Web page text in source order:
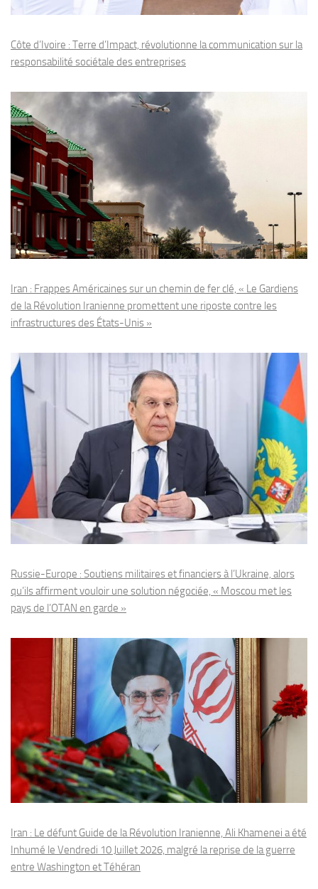
Côte d’Ivoire : Terre d’Impact, révolutionne la communication sur la
responsabilité sociétale des entreprises
Iran : Frappes Américaines sur un chemin de fer clé, « Le Gardiens
de la Révolution Iranienne promettent une riposte contre les
infrastructures des États-Unis »
Russie-Europe : Soutiens militaires et financiers à l’Ukraine, alors
qu’ils affirment vouloir une solution négociée, « Moscou met les
pays de l’OTAN en garde »
Iran : Le défunt Guide de la Révolution Iranienne, Ali Khamenei a été
Inhumé le Vendredi 10 Juillet 2026, malgré la reprise de la guerre
entre Washington et Téhéran